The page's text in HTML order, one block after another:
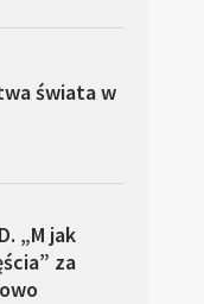
świata w
„M jak
za